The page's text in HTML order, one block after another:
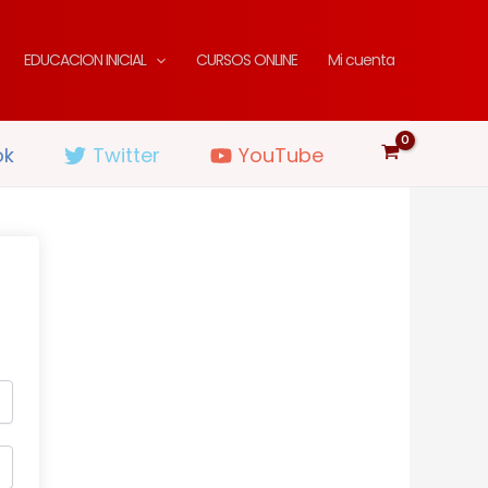
EDUCACION INICIAL CURSOS ONLINE Mi cuenta
Twitter YouTube